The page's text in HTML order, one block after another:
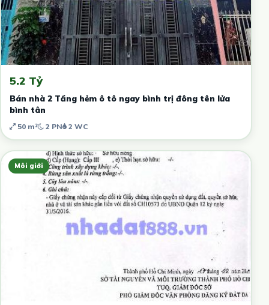
5.2 Tỷ
Bán nhà 2 Tầng hẻm ô tô ngay bình trị đông tên lửa
bình tân
50 m² 2 PN 2 WC
Môi giới